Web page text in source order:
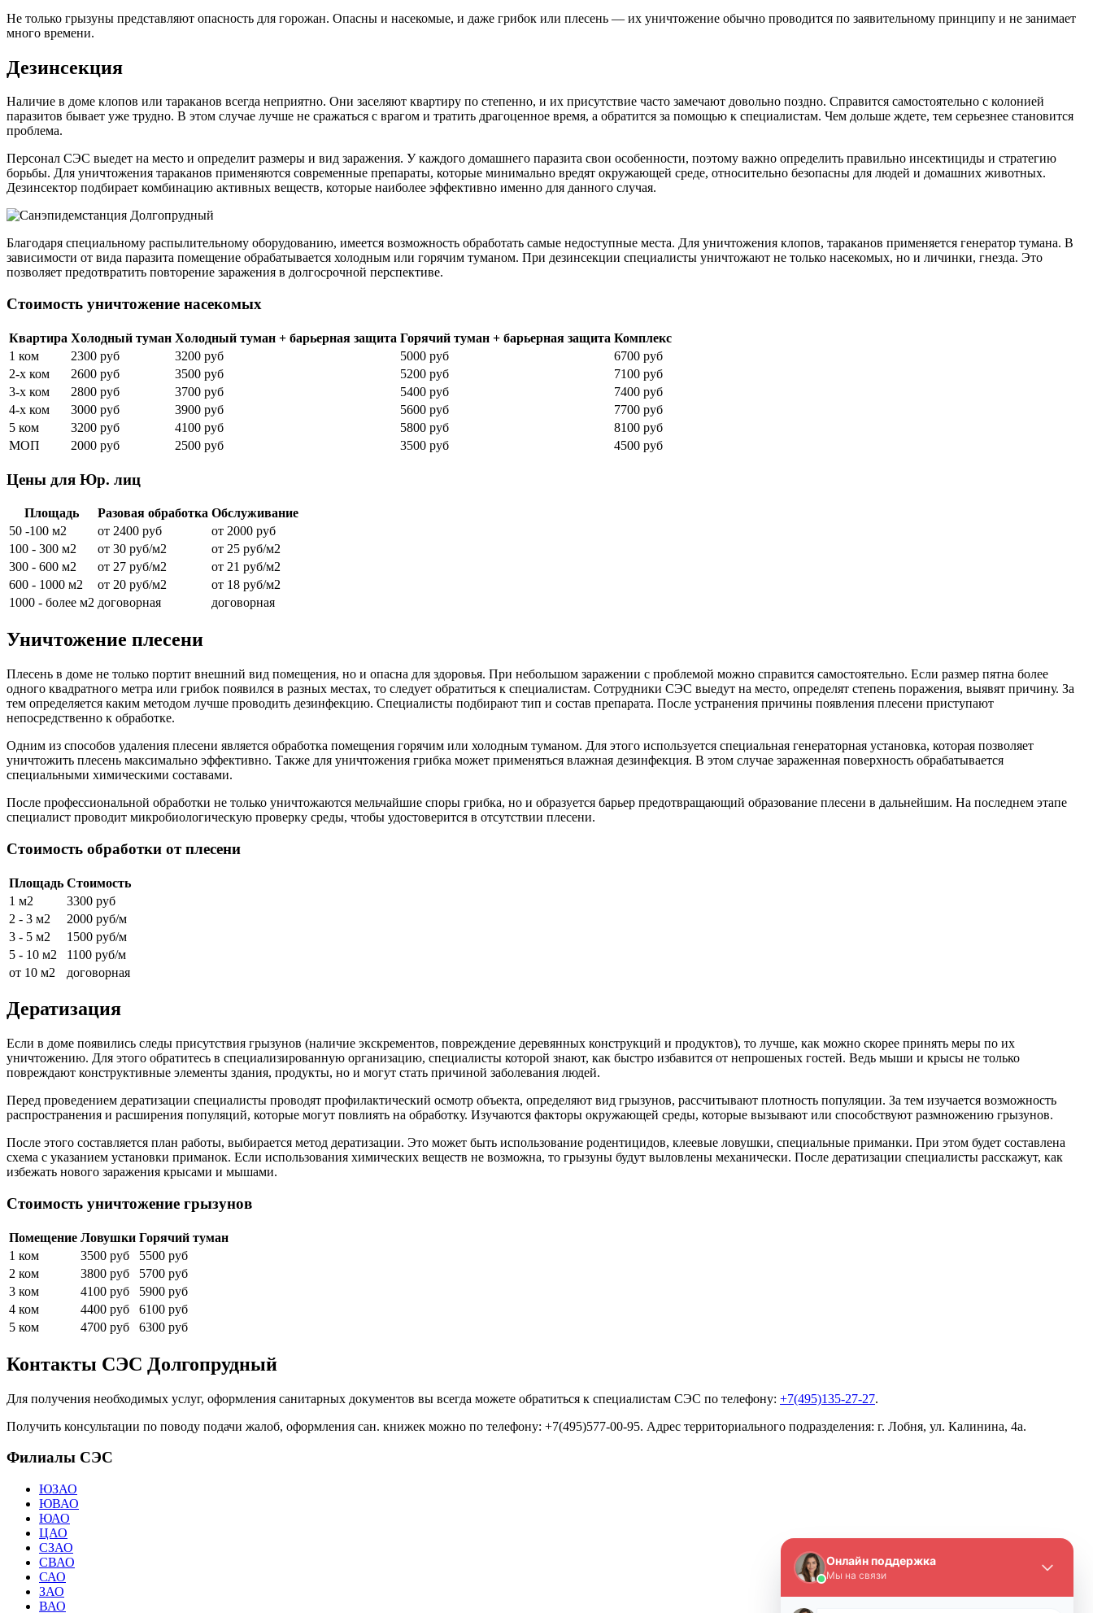
Не только грызуны представляют опасность для горожан. Опасны и насекомые, и даже грибок или плесень — их уничтожение обычно проводится по заявительному принципу и не занимает
много времени.
Дезинсекция
Наличие в доме клопов или тараканов всегда неприятно. Они заселяют квартиру по степенно, и их присутствие часто замечают довольно поздно. Справится самостоятельно с колонией
паразитов бывает уже трудно. В этом случае лучше не сражаться с врагом и тратить драгоценное время, а обратится за помощью к специалистам. Чем дольше ждете, тем серьезнее становится
проблема.
Персонал СЭС выедет на место и определит размеры и вид заражения. У каждого домашнего паразита свои особенности, поэтому важно определить правильно инсектициды и стратегию
борьбы. Для уничтожения тараканов применяются современные препараты, которые минимально вредят окружающей среде, относительно безопасны для людей и домашних животных.
Дезинсектор подбирает комбинацию активных веществ, которые наиболее эффективно именно для данного случая.
Благодаря специальному распылительному оборудованию, имеется возможность обработать самые недоступные места. Для уничтожения клопов, тараканов применяется генератор тумана. В
зависимости от вида паразита помещение обрабатывается холодным или горячим туманом. При дезинсекции специалисты уничтожают не только насекомых, но и личинки, гнезда. Это
позволяет предотвратить повторение заражения в долгосрочной перспективе.
Стоимость уничтожение насекомых
Квартира Холодный туман Холодный туман + барьерная защита Горячий туман + барьерная защита Комплекс
1 ком
2300 руб 3200 руб 5000 руб
6700 руб
2-х ком
2600 руб 3500 руб 5200 руб
7100 руб
3-х ком
2800 руб 3700 руб 5400 руб
7400 руб
4-х ком
3000 руб 3900 руб 5600 руб
7700 руб
5 ком
3200 руб 4100 руб 5800 руб
8100 руб
МОП
2000 руб 2500 руб 3500 руб 4500 руб
Цены для Юр. лиц
Площадь Разовая обработка Обслуживание
50 -100 м2
от 2400 руб
от 2000 руб
100 - 300 м2
от 30 руб/м2
от 25 руб/м2
300 - 600 м2
от 27 руб/м2
от 21 руб/м2
600 - 1000 м2
от 20 руб/м2
от 18 руб/м2
1000 - более м2 договорная договорная
Уничтожение плесени
Плесень в доме не только портит внешний вид помещения, но и опасна для здоровья. При небольшом заражении с проблемой можно справится самостоятельно. Если размер пятна более
одного квадратного метра или грибок появился в разных местах, то следует обратиться к специалистам. Сотрудники СЭС выедут на место, определят степень поражения, выявят причину. За
тем определяется каким методом лучше проводить дезинфекцию. Специалисты подбирают тип и состав препарата. После устранения причины появления плесени приступают
непосредственно к обработке.
Одним из способов удаления плесени является обработка помещения горячим или холодным туманом. Для этого используется специальная генераторная установка, которая позволяет
уничтожить плесень максимально эффективно. Также для уничтожения грибка может применяться влажная дезинфекция. В этом случае зараженная поверхность обрабатывается
специальными химическими составами.
После профессиональной обработки не только уничтожаются мельчайшие споры грибка, но и образуется барьер предотвращающий образование плесени в дальнейшим. На последнем этапе
специалист проводит микробиологическую проверку среды, чтобы удостоверится в отсутствии плесени.
Стоимость обработки от плесени
Площадь Стоимость
1 м2
3300 руб
2 - 3 м2
2000 руб/м
3 - 5 м2
1500 руб/м
5 - 10 м2
1100 руб/м
от 10 м2
договорная
Дератизация
Если в доме появились следы присутствия грызунов (наличие экскрементов, повреждение деревянных конструкций и продуктов), то лучше, как можно скорее принять меры по их
уничтожению. Для этого обратитесь в специализированную организацию, специалисты которой знают, как быстро избавится от непрошеных гостей. Ведь мыши и крысы не только
повреждают конструктивные элементы здания, продукты, но и могут стать причиной заболевания людей.
Перед проведением дератизации специалисты проводят профилактический осмотр объекта, определяют вид грызунов, рассчитывают плотность популяции. За тем изучается возможность
распространения и расширения популяций, которые могут повлиять на обработку. Изучаются факторы окружающей среды, которые вызывают или способствуют размножению грызунов.
После этого составляется план работы, выбирается метод дератизации. Это может быть использование родентицидов, клеевые ловушки, специальные приманки. При этом будет составлена
схема с указанием установки приманок. Если использования химических веществ не возможна, то грызуны будут выловлены механически. После дератизации специалисты расскажут, как
избежать нового заражения крысами и мышами.
Стоимость уничтожение грызунов
Помещение Ловушки Горячий туман
1 ком
3500 руб
5500 руб
2 ком
3800 руб
5700 руб
3 ком
4100 руб
5900 руб
4 ком
4400 руб
6100 руб
5 ком
4700 руб 6300 руб
Контакты СЭС Долгопрудный
Для получения необходимых услуг, оформления санитарных документов вы всегда можете обратиться к специалистам СЭС по телефону: +7(495)135-27-27.
Получить консультации по поводу подачи жалоб, оформления сан. книжек можно по телефону: +7(495)577-00-95. Адрес территориального подразделения: г. Лобня, ул. Калинина, 4а.
Филиалы СЭС
ЮЗАО
ЮВАО
ЮАО
ЦАО
СЗАО
СВАО
САО
ЗАО
ВАО